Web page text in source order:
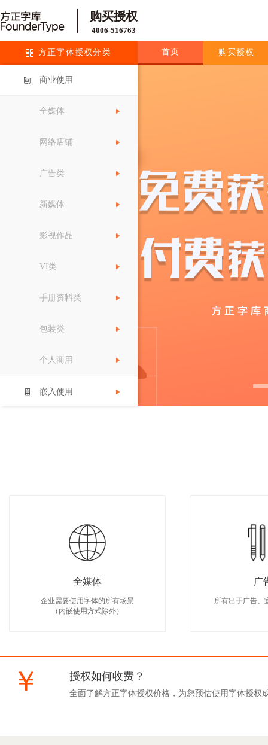
购买授权
4006-516763
方正字体授权分类
商业使用
全媒体
网络店铺
广告类
新媒体
影视作品
VI类
手册资料类
包装类
个人商用
嵌入使用
首页 购买授权
全媒体
企业需要使用字体的所有场景
（内嵌使用方式除外）
广
所有出于广告、
￥ 授权如何收费？
全面了解方正字体授权价格，为您预估使用字体授权